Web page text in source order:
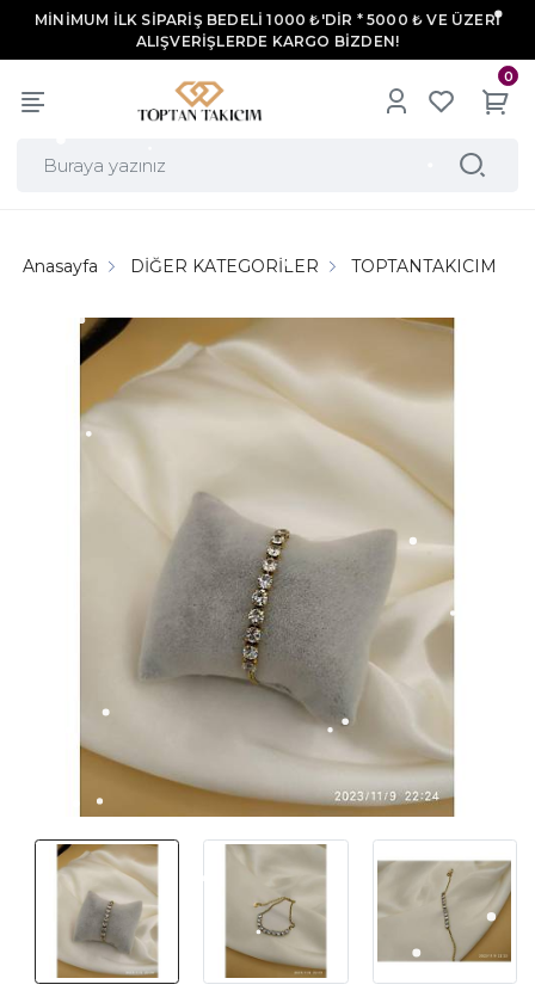
MİNİMUM İLK SİPARİŞ BEDELİ 1000 ₺'DİR * 5000 ₺ VE ÜZERİ
ALIŞVERİŞLERDE KARGO BİZDEN!
0
Anasayfa DİĞER KATEGORİLER TOPTANTAKICIM